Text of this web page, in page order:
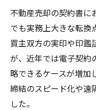
不動産売却の契約書に
でも実務上大きな転換
買主双方の実印や印鑑
が、近年では電子契約
略できるケースが増加
締結のスピード化や遠
した。